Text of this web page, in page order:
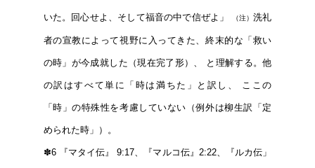
いた。回心せよ、そして福音の中で信ぜよ」 （注）洗礼
者の宣教によって視野に入ってきた、終末的な「救い
の時」が今成就した（現在完了形）、 と理解する。他
の訳はすべて単に「時は満ちた」と訳し、 ここの
「時」の特殊性を考慮していない（例外は柳生訳「定
められた時」）。
✽6『マタイ伝』 9:17、『マルコ伝』2:22、『ルカ伝」